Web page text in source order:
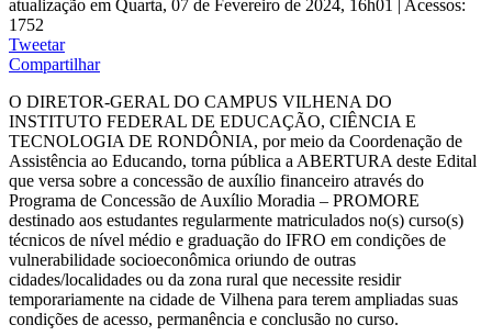
atualização em Quarta, 07 de Fevereiro de 2024, 16h01 | Acessos:
1752
Tweetar
Compartilhar
O DIRETOR-GERAL DO CAMPUS VILHENA DO
INSTITUTO FEDERAL DE EDUCAÇÃO, CIÊNCIA E
TECNOLOGIA DE RONDÔNIA, por meio da Coordenação de
Assistência ao Educando, torna pública a ABERTURA deste Edital
que versa sobre a concessão de auxílio financeiro através do
Programa de Concessão de Auxílio Moradia – PROMORE
destinado aos estudantes regularmente matriculados no(s) curso(s)
técnicos de nível médio e graduação do IFRO em condições de
vulnerabilidade socioeconômica oriundo de outras
cidades/localidades ou da zona rural que necessite residir
temporariamente na cidade de Vilhena para terem ampliadas suas
condições de acesso, permanência e conclusão no curso.